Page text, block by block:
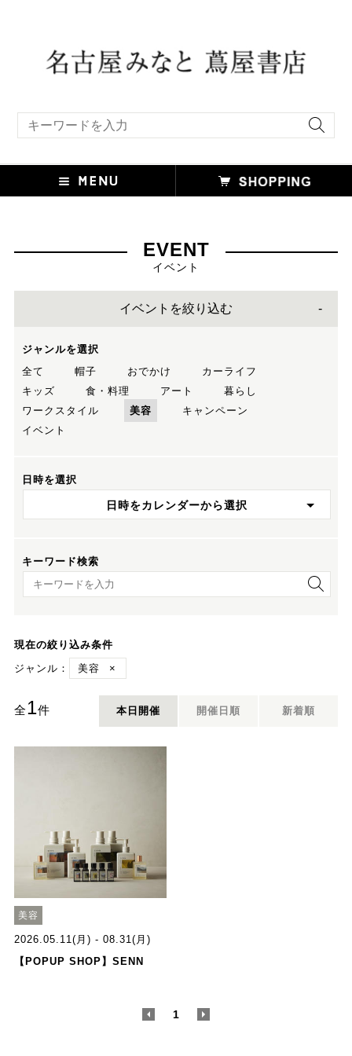
EVENT
イベント
イベントを絞り込む
ジャンルを選択
全て
帽子 おでかけ
カーライフ
キッズ
食・料理 アート
暮らし
ワークスタイル
美容
キャンペーン
イベント
日時を選択
日時をカレンダーから選択
キーワード検索
キーワード検索
現在の絞り込み条件
ジャンル：
美容 ×
全1件 本日開催 開催日順 新着順
美容
2026.05.11(月) - 08.31(月)
【POPUP SHOP】SENN
1